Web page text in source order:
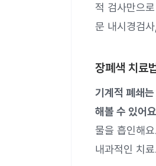
적 검사만으
문 내시경검
장폐색 치료
기계적 폐쇄
해볼 수 있어
물을 흡인해
내과적인 치